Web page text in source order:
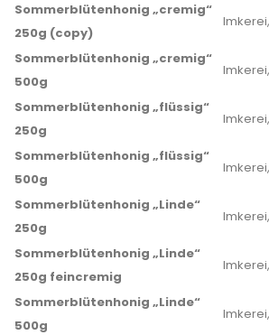
Sommerblütenhonig „cremig“
250g (copy)
Sommerblütenhonig „cremig“
500g
Sommerblütenhonig „flüssig“
250g
Sommerblütenhonig „flüssig“
500g
Sommerblütenhonig „Linde“
250g
Sommerblütenhonig „Linde“
250g feincremig
Sommerblütenhonig „Linde“
500g